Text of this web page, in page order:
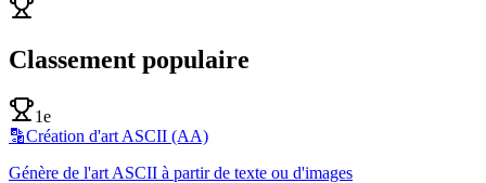
Classement populaire
1e
🔡Création d'art ASCII (AA)
Génère de l'art ASCII à partir de texte ou d'images